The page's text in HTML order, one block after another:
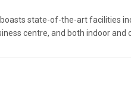
state-of-the-art facilities
centre, and both indoor